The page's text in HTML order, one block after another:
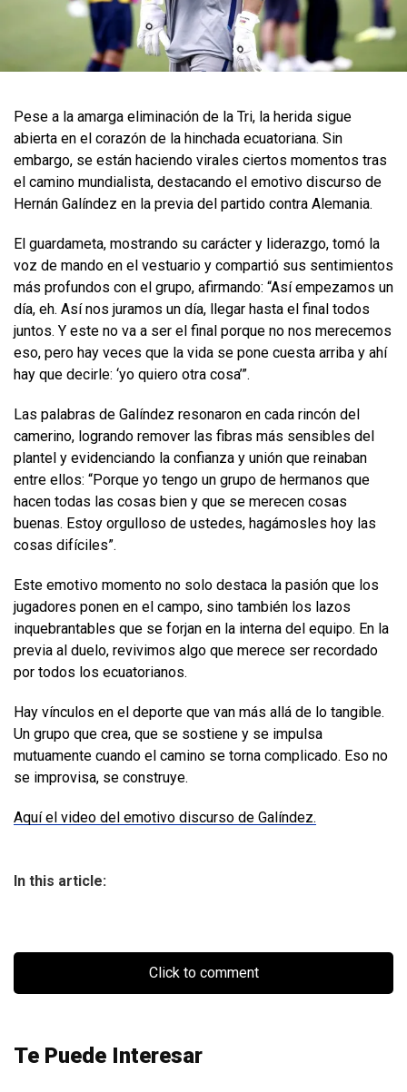
Pese a la amarga eliminación de la Tri, la herida sigue
abierta en el corazón de la hinchada ecuatoriana. Sin
embargo, se están haciendo virales ciertos momentos tras
el camino mundialista, destacando el emotivo discurso de
Hernán Galíndez en la previa del partido contra Alemania.
El guardameta, mostrando su carácter y liderazgo, tomó la
voz de mando en el vestuario y compartió sus sentimientos
más profundos con el grupo, afirmando: “Así empezamos un
día, eh. Así nos juramos un día, llegar hasta el final todos
juntos. Y este no va a ser el final porque no nos merecemos
eso, pero hay veces que la vida se pone cuesta arriba y ahí
hay que decirle: ‘yo quiero otra cosa’”.
Las palabras de Galíndez resonaron en cada rincón del
camerino, logrando remover las fibras más sensibles del
plantel y evidenciando la confianza y unión que reinaban
entre ellos: “Porque yo tengo un grupo de hermanos que
hacen todas las cosas bien y que se merecen cosas
buenas. Estoy orgulloso de ustedes, hagámosles hoy las
cosas difíciles”.
Este emotivo momento no solo destaca la pasión que los
jugadores ponen en el campo, sino también los lazos
inquebrantables que se forjan en la interna del equipo. En la
previa al duelo, revivimos algo que merece ser recordado
por todos los ecuatorianos.
Hay vínculos en el deporte que van más allá de lo tangible.
Un grupo que crea, que se sostiene y se impulsa
mutuamente cuando el camino se torna complicado. Eso no
se improvisa, se construye.
Aquí el video del emotivo discurso de Galíndez.
In this article:
Click to comment
Te Puede Interesar